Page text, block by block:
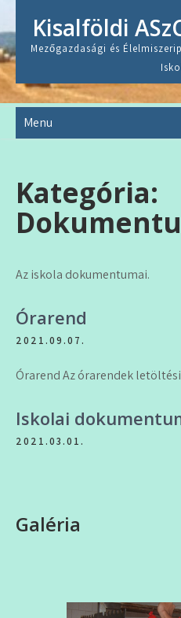
content
Kisalföldi
Mezőgazdasági és
Menu
Kategória:
Az iskola dokumentumai.
Órarend
2021.09.07.
Órarend Az órarendek
Iskolai
2021.03.01.
Galéria